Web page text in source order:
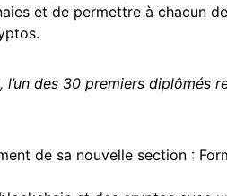
et de permettre à chacun
des 30 premiers diplômés
de sa nouvelle section :